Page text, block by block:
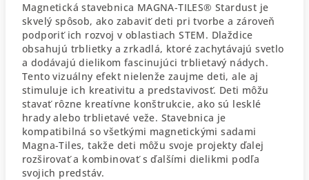
Magnetická stavebnica MAGNA-TILES® Stardust je
skvelý spôsob, ako zabaviť deti pri tvorbe a zároveň
podporiť ich rozvoj v oblastiach STEM. Dlaždice
obsahujú trblietky a zrkadlá, ktoré zachytávajú svetlo
a dodávajú dielikom fascinujúci trblietavý nádych.
Tento vizuálny efekt nielenže zaujme deti, ale aj
stimuluje ich kreativitu a predstavivosť. Deti môžu
stavať rôzne kreatívne konštrukcie, ako sú lesklé
hrady alebo trblietavé veže. Stavebnica je
kompatibilná so všetkými magnetickými sadami
Magna-Tiles, takže deti môžu svoje projekty ďalej
rozširovať a kombinovať s ďalšími dielikmi podľa
svojich predstáv.